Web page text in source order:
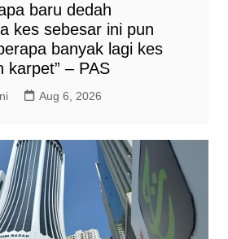
baru dedah
kes sebesar ini pun
banyak lagi kes
karpet” – PAS
Aug 6, 2026